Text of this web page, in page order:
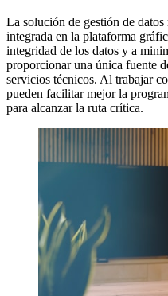
La solución de gestión de
integrada en la plataforma
integridad de los datos y a
proporcionar una única fuente
servicios técnicos. Al trabajar
pueden facilitar mejor la
para alcanzar la ruta crítica.